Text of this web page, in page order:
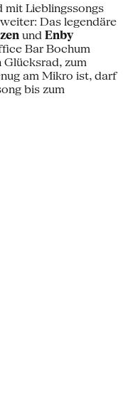
mit Lieblingssongs
Das legendäre
und Enby
Bar Bochum
Glücksrad, zum
am Mikro ist, darf
bis zum